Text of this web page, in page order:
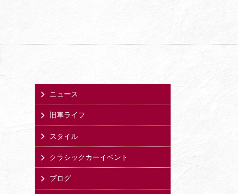
ニュース
旧車ライフ
スタイル
クラシックカーイベント
ブログ